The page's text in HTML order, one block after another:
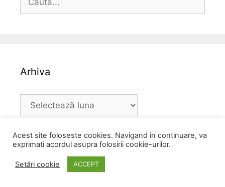
Arhiva
Arhiva
Acest site foloseste cookies. Navigand in continuare, va
exprimati acordul asupra folosirii cookie-urilor.
Setări cookie ACCEPT